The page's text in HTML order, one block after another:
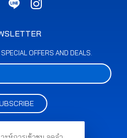
OFFERS AND DEALS.